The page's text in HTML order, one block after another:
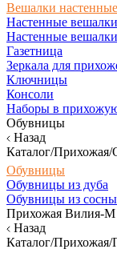
Вешалки настенные
Настенные
Настенные
Газетница
Зеркала для
Ключницы
Консоли
Наборы в
Обувницы
Назад
Каталог/
Обувницы
Обувницы из дуба
Обувницы из сосны
Прихожая Вилия-М
Назад
Каталог/